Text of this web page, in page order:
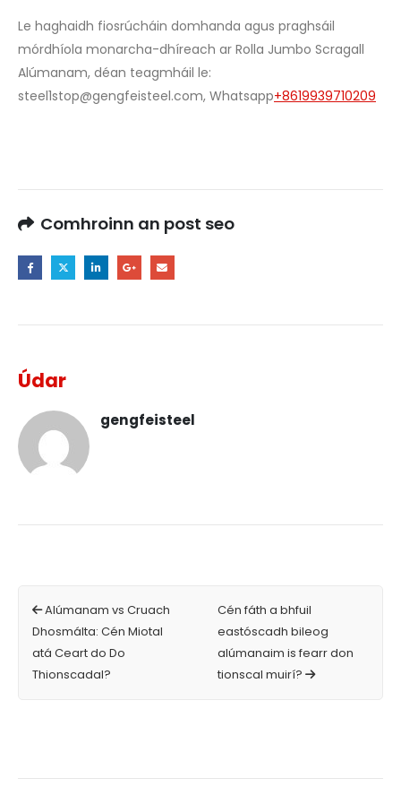
Le haghaidh fiosrúcháin domhanda agus praghsáil
mórdhíola monarcha-dhíreach ar Rolla Jumbo Scragall
Alúmanam, déan teagmháil le:
steel1stop@gengfeisteel.com, Whatsapp+8619939710209
Comhroinn an post seo
Údar
gengfeisteel
Alúmanam vs Cruach
Dhosmálta: Cén Miotal
atá Ceart do Do
Thionscadal?
Cén fáth a bhfuil
eastóscadh bileog
alúmanaim is fearr don
tionscal muirí?